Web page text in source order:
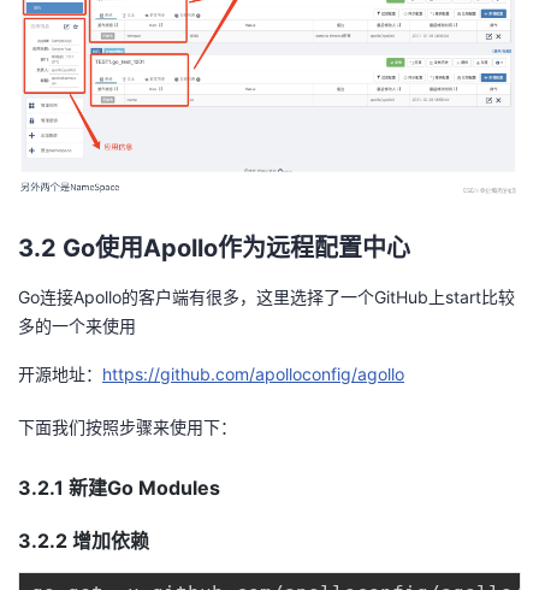
3.2 Go使用Apollo作为远程配置中心
Go连接Apollo的客户端有很多，这里选择了一个GitHub上start比较
多的一个来使用
开源地址： https://github.com/apolloconfig/agollo
下面我们按照步骤来使用下：
3.2.1 新建Go Modules
3.2.2 增加依赖